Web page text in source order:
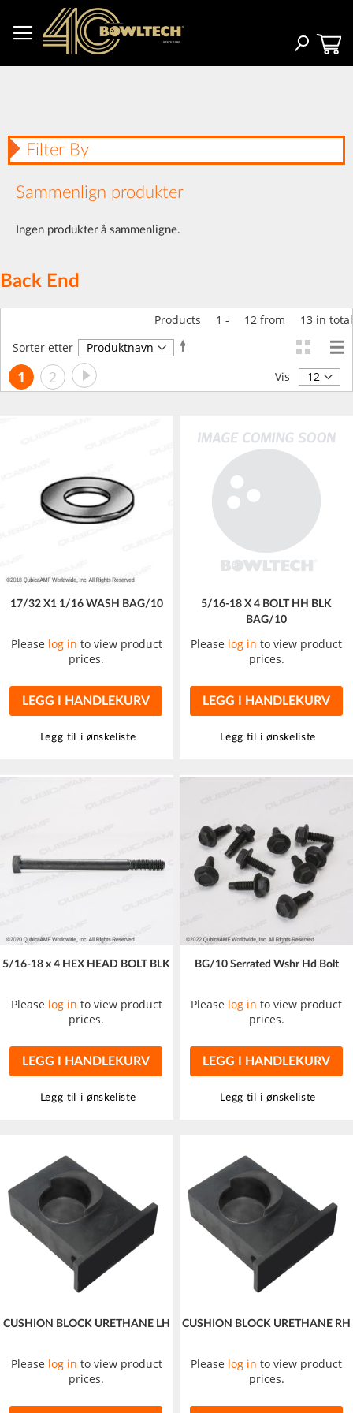
innhold
Søk
Back End
Products 1 - 12 from 13 in total
Sorter etter
Angi
Side
You're
1 Side
2 Side
Neste Vis
17/32 X1 1/16 WASH BAG/10
Please log in to view product
prices.
LEGG I HANDLEKURV
Legg til i ønskeliste
5/16-18 X 4 BOLT HH BLK
BAG/10
Please log in to view product
prices.
LEGG I HANDLEKURV
Legg til i ønskeliste
5/16-18 x 4 HEX HEAD BOLT BLK
Please log in to view product
prices.
LEGG I HANDLEKURV
Legg til i ønskeliste
BG/10 Serrated Wshr Hd Bolt
Please log in to view product
prices.
LEGG I HANDLEKURV
Legg til i ønskeliste
CUSHION BLOCK URETHANE LH
Please log in to view product
prices.
CUSHION BLOCK URETHANE RH
Please log in to view product
prices.
Filter By
Sammenlign produkter
Ingen produkter å sammenligne.